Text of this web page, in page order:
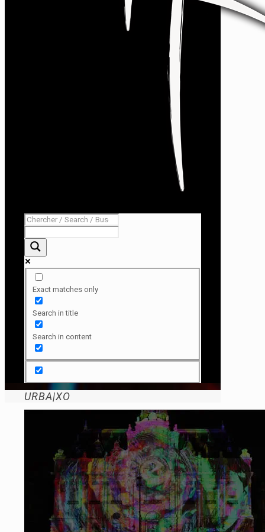
Exact matches only
Search in title
Search in content
URBA|XO